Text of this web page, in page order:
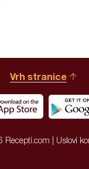
Vrh stranice
| Uslovi